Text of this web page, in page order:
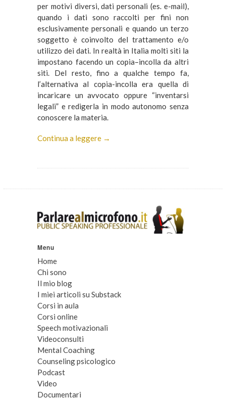
per motivi diversi, dati personali (es. e-mail),
quando i dati sono raccolti per fini non
esclusivamente personali e quando un terzo
soggetto è coinvolto del trattamento e/o
utilizzo dei dati. In realtà in Italia molti siti la
impostano facendo un copia–incolla da altri
siti. Del resto, fino a qualche tempo fa,
l’alternativa al copia-incolla era quella di
incaricare un avvocato oppure “inventarsi
legali” e redigerla in modo autonomo senza
conoscere la materia.
Continua a leggere →
Menu
Home
Chi sono
Il mio blog
I miei articoli su Substack
Corsi in aula
Corsi online
Speech motivazionali
Videoconsulti
Mental Coaching
Counseling psicologico
Podcast
Video
Documentari